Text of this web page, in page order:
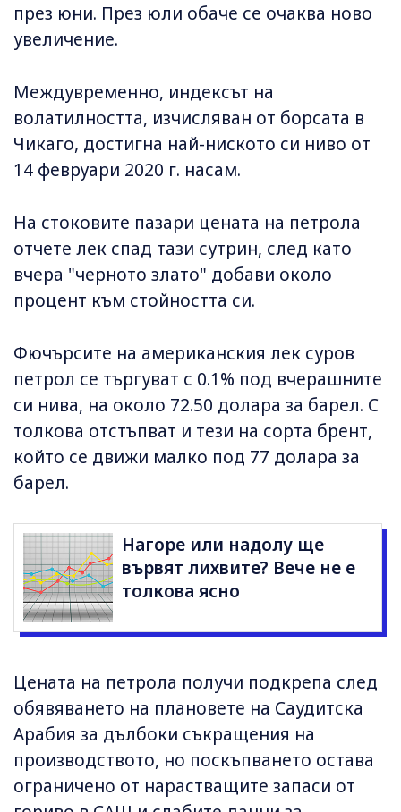
през юни. През юли обаче се очаква ново
увеличение.
Междувременно, индексът на
волатилността, изчисляван от борсата в
Чикаго, достигна най-ниското си ниво от
14 февруари 2020 г. насам.
На стоковите пазари цената на петрола
отчете лек спад тази сутрин, след като
вчера "черното злато" добави около
процент към стойността си.
Фючърсите на американския лек суров
петрол се търгуват с 0.1% под вчерашните
си нива, на около 72.50 долара за барел. С
толкова отстъпват и тези на сорта брент,
който се движи малко под 77 долара за
барел.
Нагоре или надолу ще
вървят лихвите? Вече не е
толкова ясно
Цената на петрола получи подкрепа след
обявяването на плановете на Саудитска
Арабия за дълбоки съкращения на
производството, но поскъпването остава
ограничено от нарастващите запаси от